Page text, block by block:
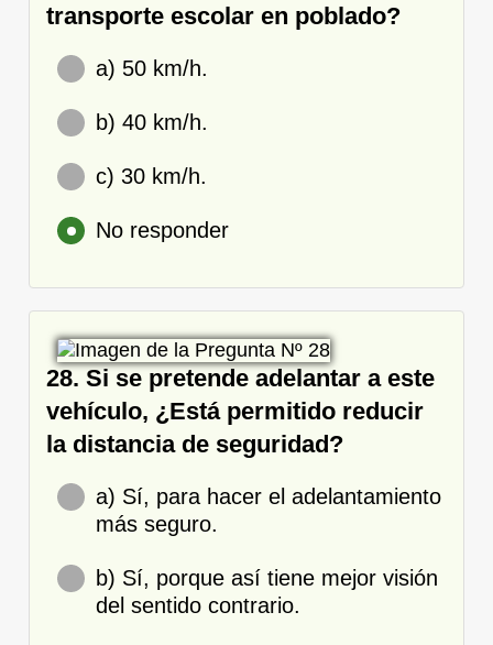
transporte escolar en poblado?
a) 50 km/h.
b) 40 km/h.
c) 30 km/h.
No responder
28. Si se pretende adelantar a este
vehículo, ¿Está permitido reducir
la distancia de seguridad?
a) Sí, para hacer el adelantamiento
más seguro.
b) Sí, porque así tiene mejor visión
del sentido contrario.